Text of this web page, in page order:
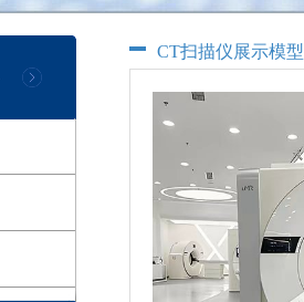
CT扫描仪展示模型